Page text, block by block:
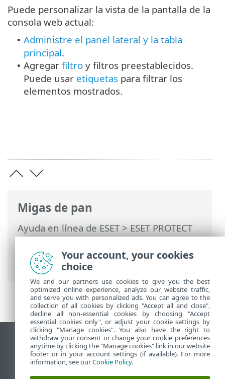
Migas de pan
Ayuda en línea de ESET>ESET PROTECT
On-Prem>Usar ESET PROTECT On-Prem
ESET PROTECT On-Prem Menú principal
Más> Usuarios de equipos
Puede personalizar la vista de la pantalla de la
consola web actual:
• Administre el panel lateral y la tabla
principal.
• Agregar filtro y filtros preestablecidos.
Puede usar etiquetas para filtrar los
elementos mostrados.
Ver sitio del escritorio
End of Life
Base de conocimiento de ESET
Your account, your cookies
choice
We and our partners use cookies to give you the best
optimized online experience, analyze our website traffic,
and serve you with personalized ads. You can agree to the
collection of all cookies by clicking "Accept all and close",
decline all non-essential cookies by choosing "Accept
essential cookies only", or adjust your cookie settings by
clicking "Manage cookies". You also have the right to
withdraw your consent or change your cookie preferences
anytime by clicking the "Manage cookies" link in our website
footer or in your account settings (if available). For more
information, see ourCookie Policy.